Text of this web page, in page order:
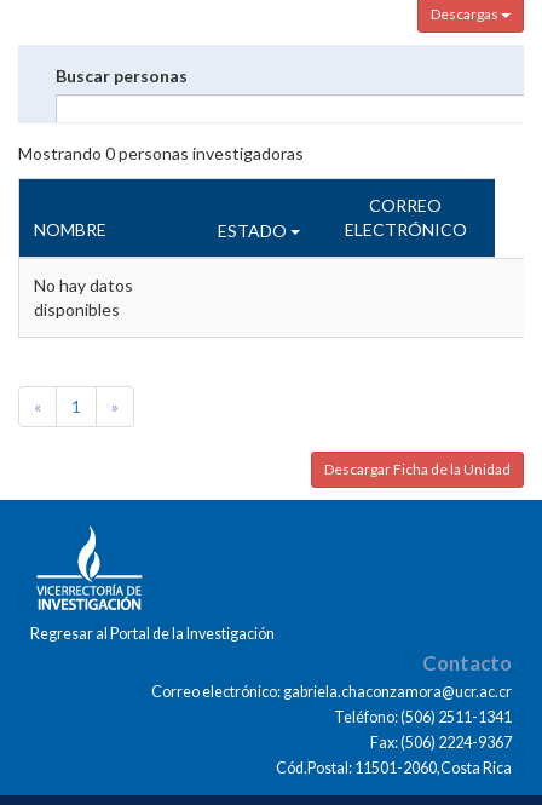
Descargas
Buscar personas
Mostrando 0personas investigadoras
NOMBRE ESTADO
CORREO
ELECTRÓNICO
No hay datos
disponibles
« 1 »
Descargar Ficha de la Unidad
Regresar al Portal de la Investigación
Contacto
Correo electrónico: gabriela.chaconzamora@ucr.ac.cr
Teléfono: (506) 2511-1341
Fax: (506) 2224-9367
Cód.Postal: 11501-2060,Costa Rica